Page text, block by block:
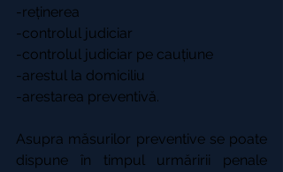
-reținerea
-controlul judiciar
-controlul judiciar pe cauțiune
-arestul la domiciliu
-arestarea preventivă.
Asupra măsurilor preventive se poate
dispune în timpul urmăririi penale